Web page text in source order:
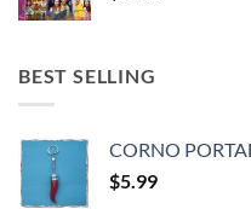
BEST SELLING
CORNO
$5.99